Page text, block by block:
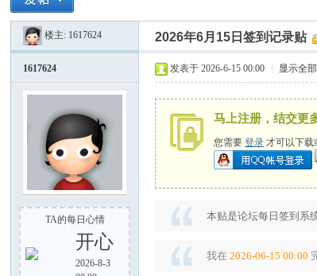
» › › ›
楼主: 1617624 2026年6月15日签到记录贴
1617624
TA的每日心情
开心
2026-8-3
发表于 2026-6-15 00:00 显示全
马上注册，结交更
您需要登录 才可以下载
本贴是论坛每日签到系
我在 2026-06-15 00:00